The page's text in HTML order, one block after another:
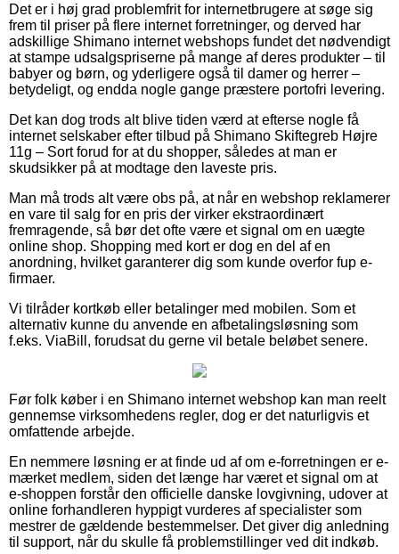
Det er i høj grad problemfrit for internetbrugere at søge sig
frem til priser på flere internet forretninger, og derved har
adskillige Shimano internet webshops fundet det nødvendigt
at stampe udsalgspriserne på mange af deres produkter – til
babyer og børn, og yderligere også til damer og herrer –
betydeligt, og endda nogle gange præstere portofri levering.
Det kan dog trods alt blive tiden værd at efterse nogle få
internet selskaber efter tilbud på Shimano Skiftegreb Højre
11g – Sort forud for at du shopper, således at man er
skudsikker på at modtage den laveste pris.
Man må trods alt være obs på, at når en webshop reklamerer
en vare til salg for en pris der virker ekstraordinært
fremragende, så bør det ofte være et signal om en uægte
online shop. Shopping med kort er dog en del af en
anordning, hvilket garanterer dig som kunde overfor fup e-
firmaer.
Vi tilråder kortkøb eller betalinger med mobilen. Som et
alternativ kunne du anvende en afbetalingsløsning som
f.eks. ViaBill, forudsat du gerne vil betale beløbet senere.
Før folk køber i en Shimano internet webshop kan man reelt
gennemse virksomhedens regler, dog er det naturligvis et
omfattende arbejde.
En nemmere løsning er at finde ud af om e-forretningen er e-
mærket medlem, siden det længe har været et signal om at
e-shoppen forstår den officielle danske lovgivning, udover at
online forhandleren hyppigt vurderes af specialister som
mestrer de gældende bestemmelser. Det giver dig anledning
til support, når du skulle få problemstillinger ved dit indkøb.